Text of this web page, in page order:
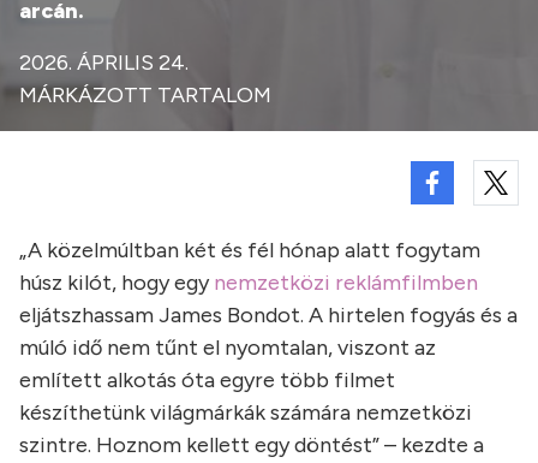
arcán.
2026. ÁPRILIS 24.
MÁRKÁZOTT TARTALOM
„A közelmúltban két és fél hónap alatt fogytam
húsz kilót, hogy egynemzetközi reklámfilmben
eljátszhassam James Bondot. A hirtelen fogyás és a
múló idő nem tűnt el nyomtalan, viszont az
említett alkotás óta egyre több filmet
készíthetünk világmárkák számára nemzetközi
szintre. Hoznom kellett egy döntést” – kezdte a